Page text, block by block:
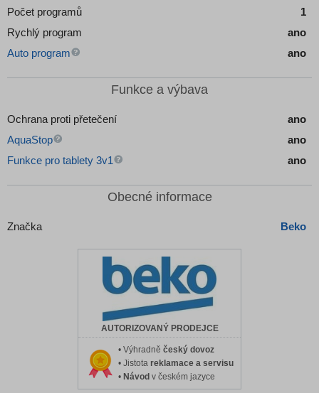
Počet programů
1
Rychlý program
ano
Auto program
ano
Funkce a výbava
Ochrana proti přetečení
ano
AquaStop
ano
Funkce pro tablety 3v1
ano
Obecné informace
Značka Beko
AUTORIZOVANÝ PRODEJCE
• Výhradně český dovoz
• Jistota reklamace a servisu
• Návod v českém jazyce